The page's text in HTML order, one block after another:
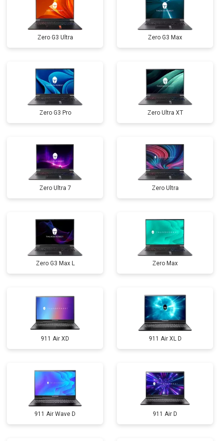
Замена оперативной памяти от 1100 ₽ Заказать
Прошивка BIOS от 1500 ₽ Заказать
Замена северного моста от 3500 ₽
Zero G3 Ultra Zero G3 Max
Zero G3 Pro Zero Ultra XT
Zero Ultra 7 Zero Ultra
Zero G3 Max L Zero Max
911 Air XD 911 Air XL D
911 Air Wave D 911 Air D